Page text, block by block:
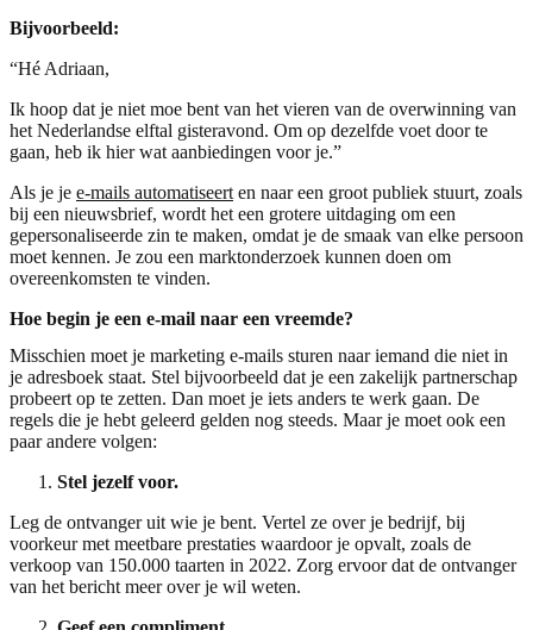
Bijvoorbeeld:
“Hé Adriaan,
Ik hoop dat je niet moe bent van het vieren van de overwinning van
het Nederlandse elftal gisteravond. Om op dezelfde voet door te
gaan, heb ik hier wat aanbiedingen voor je.”
Als je je e-mails automatiseert en naar een groot publiek stuurt, zoals
bij een nieuwsbrief, wordt het een grotere uitdaging om een
gepersonaliseerde zin te maken, omdat je de smaak van elke persoon
moet kennen. Je zou een marktonderzoek kunnen doen om
overeenkomsten te vinden.
Hoe begin je een e-mail naar een vreemde?
Misschien moet je marketing e-mails sturen naar iemand die niet in
je adresboek staat. Stel bijvoorbeeld dat je een zakelijk partnerschap
probeert op te zetten. Dan moet je iets anders te werk gaan. De
regels die je hebt geleerd gelden nog steeds. Maar je moet ook een
paar andere volgen:
Stel jezelf voor.
Leg de ontvanger uit wie je bent. Vertel ze over je bedrijf, bij
voorkeur met meetbare prestaties waardoor je opvalt, zoals de
verkoop van 150.000 taarten in 2022. Zorg ervoor dat de ontvanger
van het bericht meer over je wil weten.